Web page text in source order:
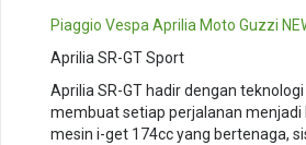
Piaggio Vespa Aprilia Moto Guzzi
Aprilia SR-GT Sport
Aprilia SR-GT hadir dengan
membuat setiap perjalanan menjadi
mesin i-get 174cc yang bertenaga,